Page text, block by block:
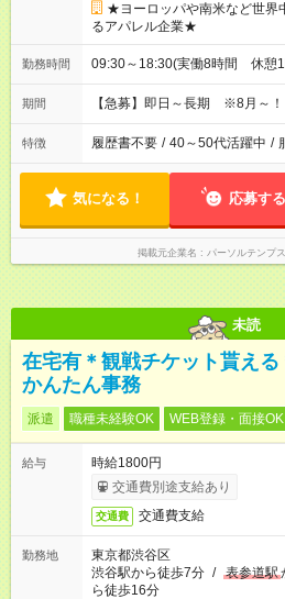
★ヨーロッパや南米など世界
るアパレル企業★
勤務時間 09:30～18:30(実働8時間 休憩1
期間 【急募】即日～長期 ※8月～！
特徴 履歴書不要 / 40～50代活躍中 /
気になる！ 応募する
掲載元企業名 パーソルテンプ
未読
在宅有＊観戦チケット貰え
かんたん事務
派遣 職種未経験OK WEB登録・面接OK
給与
時給1800円
交通費別途支給あり
交通費 交通費支給
勤務地
東京都渋谷区
渋谷駅から徒歩7分 / 表参道駅
ら徒歩16分